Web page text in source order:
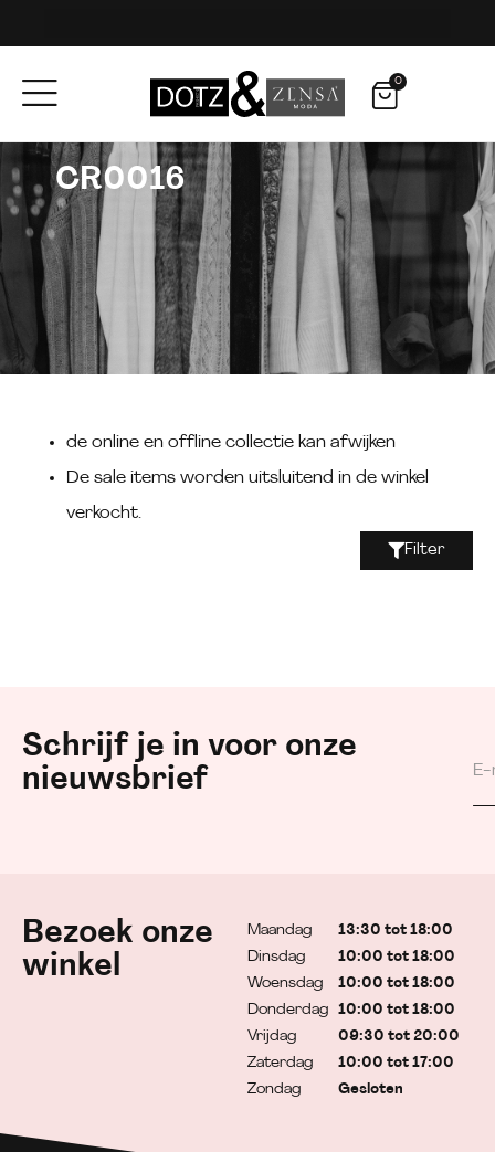
GRATIS VERZENDING VANAF €
voor 15.00u besteld
GRATIS VERZENDING VANAF €
voor 15.00u besteld
GRATIS VERZENDING VANAF €
voor 15.00u besteld
0
CR0016
de online en offline collectie kan afwijken
De sale items worden uitsluitend in de winkel
verkocht.
Filter
Schrijf je in voor onze
nieuwsbrief
Bezoek onze
winkel
Maandag
Dinsdag
Woensdag
Donderdag
Vrijdag
Zaterdag
Zondag
13:30 tot 18:00
10:00 tot 18:00
10:00 tot 18:00
10:00 tot 18:00
09:30 tot 20:00
10:00 tot 17:00
Gesloten